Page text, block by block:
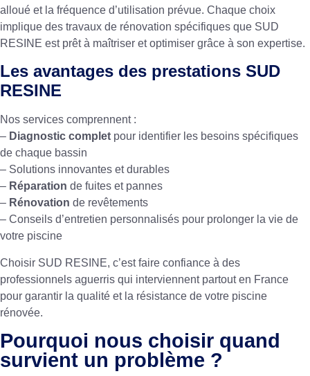
alloué et la fréquence d’utilisation prévue. Chaque choix
implique des travaux de rénovation spécifiques que SUD
RESINE est prêt à maîtriser et optimiser grâce à son expertise.
Les avantages des prestations SUD
RESINE
Nos services comprennent :
– Diagnostic complet pour identifier les besoins spécifiques
de chaque bassin
– Solutions innovantes et durables
– Réparation de fuites et pannes
– Rénovation de revêtements
– Conseils d’entretien personnalisés pour prolonger la vie de
votre piscine
Choisir SUD RESINE, c’est faire confiance à des
professionnels aguerris qui interviennent partout en France
pour garantir la qualité et la résistance de votre piscine
rénovée.
Pourquoi nous choisir quand
survient un problème ?